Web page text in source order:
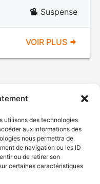
utilisons des technologies
aux informations des
nous permettra de
de navigation ou les ID
ou de retirer son
certaines caractéristiques
Suspense
VOIR PLUS
2026